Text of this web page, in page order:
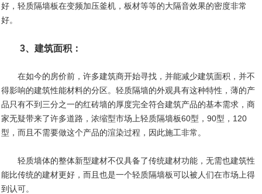
好，轻质隔墙板在变频加压釜机，板材等等的大隔音效果的密度非常
好。
3、建筑面积：
在如今的房价前，许多建筑商开始寻找，并能减少建筑面积，并不
得影响的建筑性能材料的分区。轻质隔墙的外观具有这种特性，薄的产
品只有不到三分之一的红砖墙的厚度完全符合建筑产品的基本需求，商
家无疑带来了许多道路，浓缩型市场上轻质隔墙板60型，90型，120
型，而且不需要做这个产品的渲染过程，因此施工非常。
轻质墙体的整体新型建材不仅具备了传统建材功能，无需也建筑性
能比传统的建材更好，而且也是一个轻质隔墙板可以被人们在市场上得
到认可。